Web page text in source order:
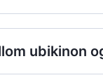
ubikinon